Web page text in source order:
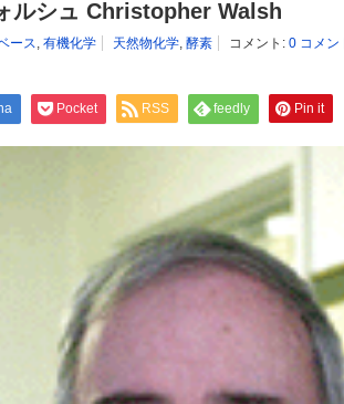
ルシュ Christopher Walsh
ース, 有機化学 天然物化学, 酵素 コメント: 0 コメン
Pocket RSS feedly Pin it